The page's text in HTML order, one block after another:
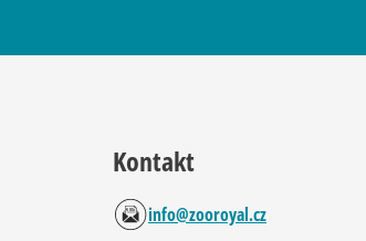
Kontakt
info@zooroyal.cz